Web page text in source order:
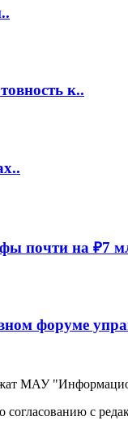
к..
почти на ₽7
форуме
МАУ
с